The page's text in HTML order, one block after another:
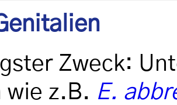
Zweck:
wie z.B. E.